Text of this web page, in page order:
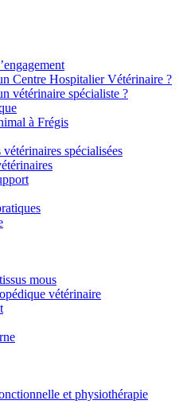
Centre Hospitalier Vétérinaire ?
vétérinaire spécialiste ?
à Frégis
spécialisées
mous
vétérinaire
et physiothérapie